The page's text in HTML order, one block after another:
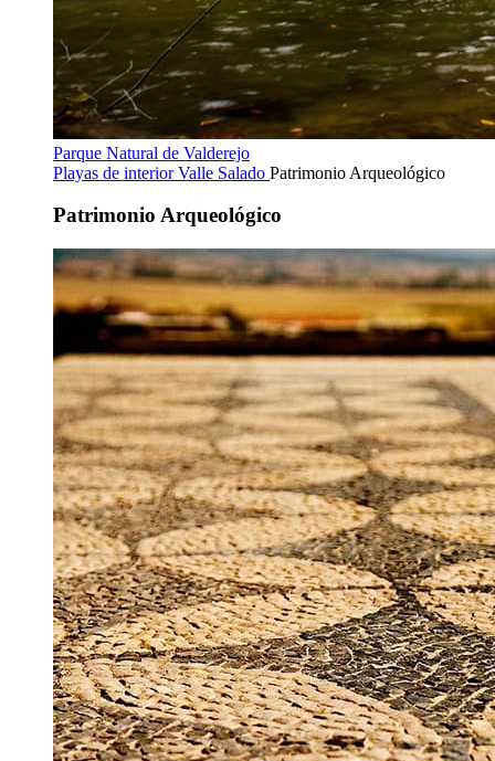
Parque Natural de Valderejo
Playas de interiorValle Salado Patrimonio Arqueológico
Patrimonio Arqueológico